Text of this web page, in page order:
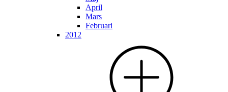
April
Mars
Februari
2012